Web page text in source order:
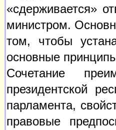
«сдерживается»
министром.
том, чтобы
основные
Сочетание
президентской
парламента,
правовые